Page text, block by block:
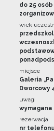
do 25
wiek
miejsce
Galeria
Dworcowy
uwagi
rezerwacja
nr